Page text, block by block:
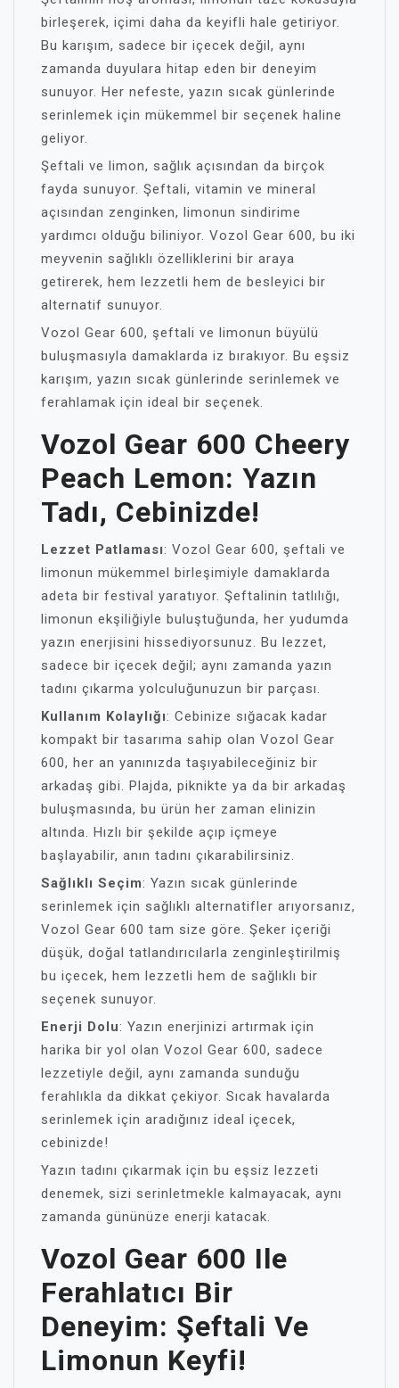
birleşerek, içimi daha da keyifli hale getiriyor.
Bu karışım, sadece bir içecek değil, aynı
zamanda duyulara hitap eden bir deneyim
sunuyor. Her nefeste, yazın sıcak günlerinde
serinlemek için mükemmel bir seçenek haline
geliyor.
Şeftali ve limon, sağlık açısından da birçok
fayda sunuyor. Şeftali, vitamin ve mineral
açısından zenginken, limonun sindirime
yardımcı olduğu biliniyor. Vozol Gear 600, bu iki
meyvenin sağlıklı özelliklerini bir araya
getirerek, hem lezzetli hem de besleyici bir
alternatif sunuyor.
Vozol Gear 600, şeftali ve limonun büyülü
buluşmasıyla damaklarda iz bırakıyor. Bu eşsiz
karışım, yazın sıcak günlerinde serinlemek ve
ferahlamak için ideal bir seçenek.
Vozol Gear 600 Cheery
Peach Lemon: Yazın
Tadı, Cebinizde!
Lezzet Patlaması: Vozol Gear 600, şeftali ve
limonun mükemmel birleşimiyle damaklarda
adeta bir festival yaratıyor. Şeftalinin tatlılığı,
limonun ekşiliğiyle buluştuğunda, her yudumda
yazın enerjisini hissediyorsunuz. Bu lezzet,
sadece bir içecek değil; aynı zamanda yazın
tadını çıkarma yolculuğunuzun bir parçası.
Kullanım Kolaylığı: Cebinize sığacak kadar
kompakt bir tasarıma sahip olan Vozol Gear
600, her an yanınızda taşıyabileceğiniz bir
arkadaş gibi. Plajda, piknikte ya da bir arkadaş
buluşmasında, bu ürün her zaman elinizin
altında. Hızlı bir şekilde açıp içmeye
başlayabilir, anın tadını çıkarabilirsiniz.
Sağlıklı Seçim: Yazın sıcak günlerinde
serinlemek için sağlıklı alternatifler arıyorsanız,
Vozol Gear 600 tam size göre. Şeker içeriği
düşük, doğal tatlandırıcılarla zenginleştirilmiş
bu içecek, hem lezzetli hem de sağlıklı bir
seçenek sunuyor.
Enerji Dolu: Yazın enerjinizi artırmak için
harika bir yol olan Vozol Gear 600, sadece
lezzetiyle değil, aynı zamanda sunduğu
ferahlıkla da dikkat çekiyor. Sıcak havalarda
serinlemek için aradığınız ideal içecek,
cebinizde!
Yazın tadını çıkarmak için bu eşsiz lezzeti
denemek, sizi serinletmekle kalmayacak, aynı
zamanda gününüze enerji katacak.
Vozol Gear 600 Ile
Ferahlatıcı Bir
Deneyim: Şeftali Ve
Limonun Keyfi!